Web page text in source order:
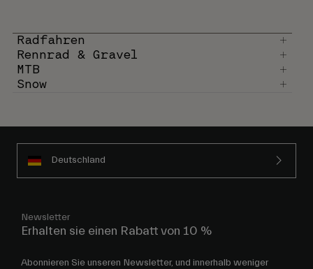
Radfahren
Rennrad & Gravel
MTB
Snow
Deutschland
Newsletter
Erhalten sie einen Rabatt von 10 %
Abonnieren Sie unseren Newsletter, und innerhalb weniger